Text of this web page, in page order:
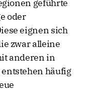
geführte
oder
eignen sich
zwar alleine
anderen in
häufig